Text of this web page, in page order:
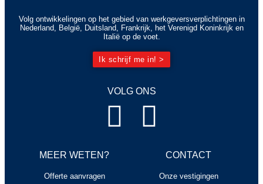
CONTACT
Onze vestigingen
MEER WETEN?
Offerte aanvragen
VOLG ONS
Volg ontwikkelingen op het gebied van werkgeversverplichtingen in
Nederland, België, Duitsland, Frankrijk, het Verenigd Koninkrijk en
Italië op de voet.
Ik schrijf me in! >